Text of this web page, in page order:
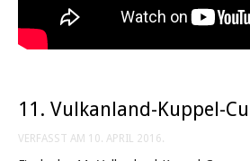
11. Vulkanland-Kuppel-
VERFASST AM 10. APRIL 2016.